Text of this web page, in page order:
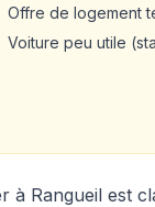
Offre de logement
Voiture peu utile
Rangueil est